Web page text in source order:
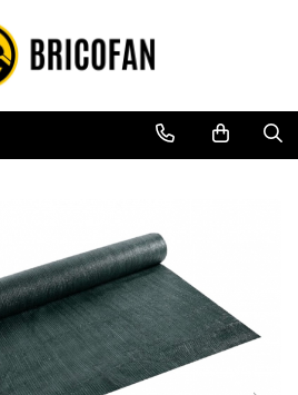
electrice